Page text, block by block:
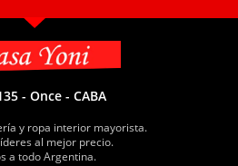
- Once - CABA
y ropa interior mayorista.
al mejor precio.
a todo Argentina.